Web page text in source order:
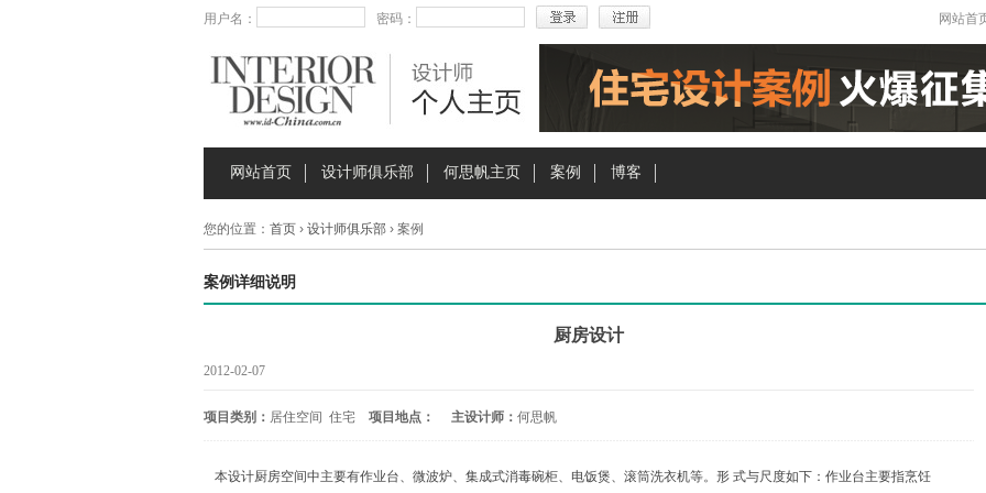
用户名： 密码： 网站首
网站首页 设计师俱乐部 何思帆主页 案例 博客
您的位置： 首页› 设计师俱乐部› 案例
案例详细说明
厨房设计
2012-02-07
项目类别： 居住空间 住宅 项目地点： 主设计师： 何思帆
本设计厨房空间中主要有作业台、微波炉、集成式消毒碗柜、电饭煲、滚筒洗衣机等。形 式与尺度如下：作业台主要指烹饪